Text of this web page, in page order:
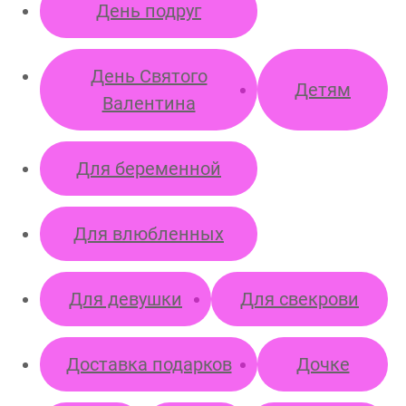
День подруг
День Святого
Валентина
Детям
Для беременной
Для влюбленных
Для девушки Для свекрови
Доставка подарков Дочке
Пока не
решил (а)